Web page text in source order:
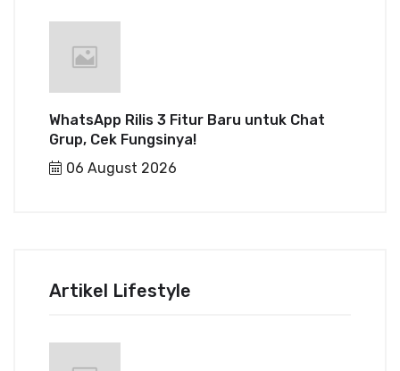
WhatsApp Rilis 3 Fitur Baru untuk Chat
Grup, Cek Fungsinya!
06 August 2026
Artikel Lifestyle